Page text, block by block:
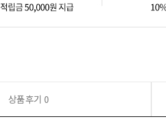
상품후기0